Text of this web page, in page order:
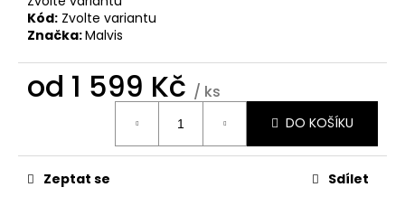
Kód: Zvolte variantu
Značka:Malvis
od 1 599 Kč / ks
DO KOŠÍKU
Zeptat se Sdílet
u
č
u
e
OBRAZ